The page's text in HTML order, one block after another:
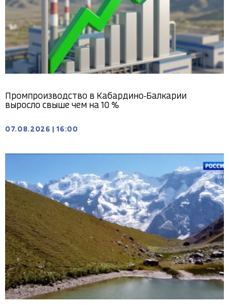
Промпроизводство в Кабардино‑Балкарии
выросло свыше чем на 10 %
07.08.2026 16:00